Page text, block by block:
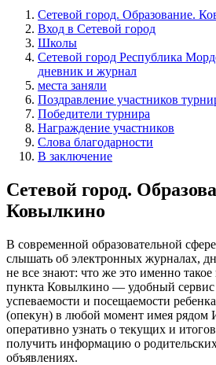
Сетевой город. Образование.
Вход в Сетевой город
Школы
Сетевой город Республика
дневник и журнал
места заняли
Поздравление участников
Победители турнира
Награждение участников
Слова благодарности
В заключение
Сетевой город.
Ковылкино
В современной образовательной
слышать об электронных журналах,
не все знают: что же это именно
пункта Ковылкино — удобный сервис
успеваемости и посещаемости
(опекун) в любой момент имея рядом
оперативно узнать о текущих и
получить информацию о
объявлениях.